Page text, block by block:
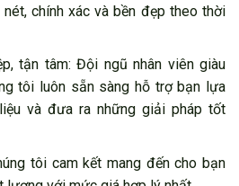
chính xác và bền đẹp theo thời
tận tâm: Đội ngũ nhân viên giàu
tôi luôn sẵn sàng hỗ trợ bạn lựa
và đưa ra những giải pháp tốt
tôi cam kết mang đến cho bạn